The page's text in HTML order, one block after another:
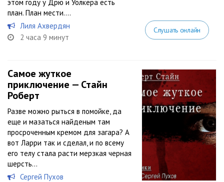
этом году у Дрю и Уолкера есть
план. План мести....
Лиля Ахвердян
2 часа 9 минут
Слушать онлайн
Самое жуткое
приключение — Стайн
Роберт
Разве можно рыться в помойке, да
еще и мазаться найденым там
просроченным кремом для загара? А
вот Ларри так и сделал, и по всему
его телу стала расти мерзкая черная
шерсть…
Сергей Пухов